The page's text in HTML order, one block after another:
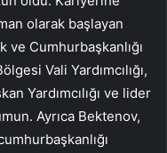
olarak başlayan
ve Cumhurbaşkanlığı
Vali Yardımcılığı,
Yardımcılığı ve lider
Ayrıca Bektenov,